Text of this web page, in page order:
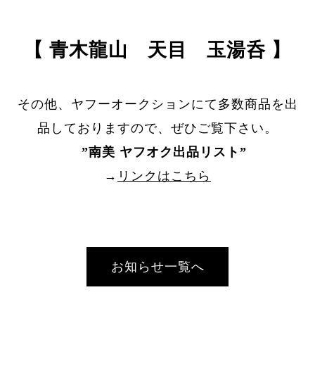
【 青木龍山 天目 玉湯呑 】
その他、ヤフーオークションにて多数商品を出
品しておりますので、ぜひご覧下さい。
”南美 ヤフオク出品リスト ”
→ リンクはこちら
お知らせ一覧へ